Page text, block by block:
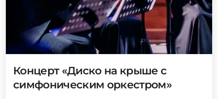
Концерт «Диско на крыше с
симфоническим оркестром»